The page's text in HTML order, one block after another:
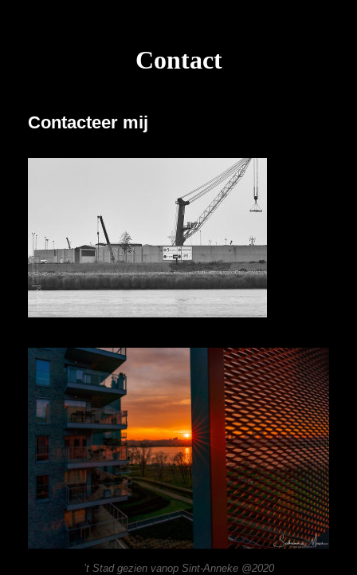
Contact
Contacteer mij
’t Stad gezien vanop Sint-Anneke @2020